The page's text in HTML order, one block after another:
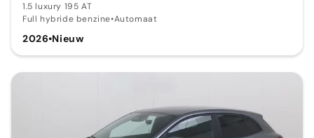
1.5 luxury 195 AT
Full hybride benzine•Automaat
2026•Nieuw